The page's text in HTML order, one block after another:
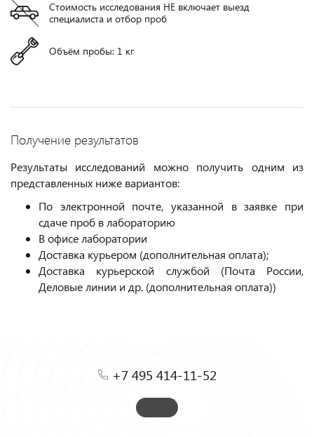
Стоимость исследования НЕ включает выезд
специалиста и отбор проб
Объём пробы: 1 кг
Получение результатов
Результаты исследований можно получить одним из
представленных ниже вариантов:
По электронной почте, указанной в заявке при
сдаче проб в лабораторию
В офисе лаборатории
Доставка курьером (дополнительная оплата);
Доставка курьерской службой (Почта России,
Деловые линии и др. (дополнительная оплата))
+7 495 414-11-52